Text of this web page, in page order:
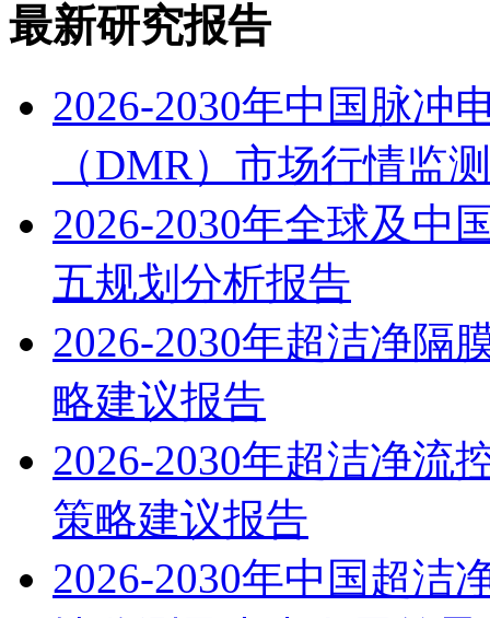
最新研究报告
2026-2030年中国脉冲
（DMR）市场行情监
2026-2030年全球及中
五规划分析报告
2026-2030年超洁净隔
略建议报告
2026-2030年超洁净流
策略建议报告
2026-2030年中国超洁